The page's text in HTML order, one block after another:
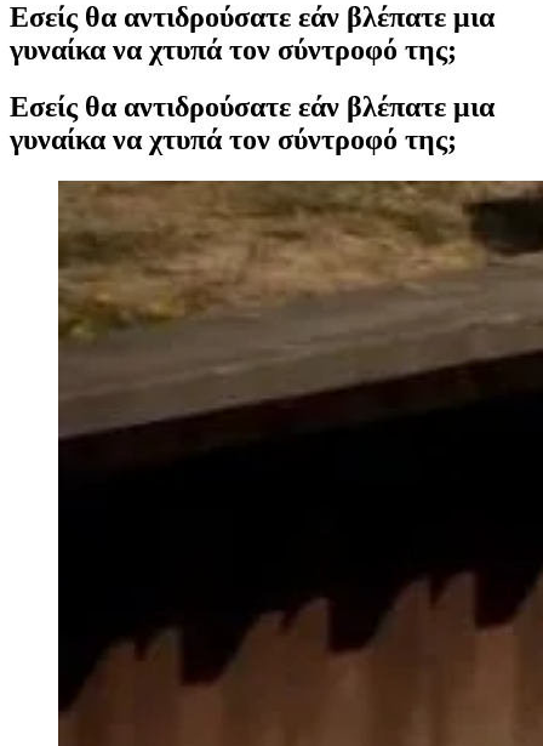
Εσείς θα αντιδρούσατε εάν βλέπατε μια
γυναίκα να χτυπά τον σύντροφό της;
Εσείς θα αντιδρούσατε εάν βλέπατε μια
γυναίκα να χτυπά τον σύντροφό της;